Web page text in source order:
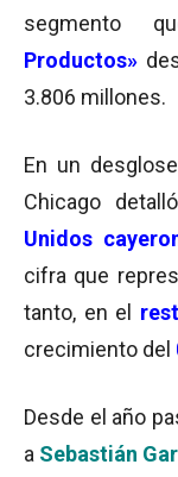
segmento
Productos»
3.806 millones.
En un
Chicago
Unidos
cifra que
tanto, en el
crecimiento del
Desde el año
a Sebastián